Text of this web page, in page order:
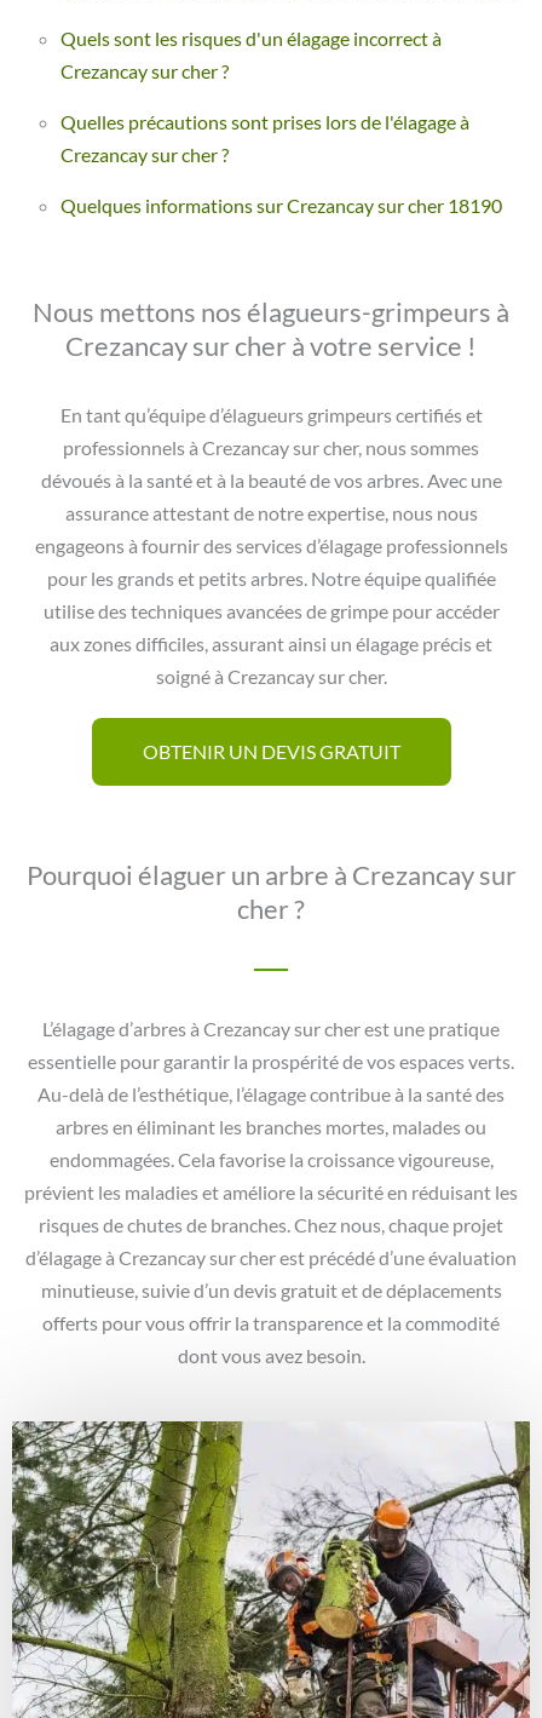
Quels sont les risques d'un élagage incorrect à
Crezancay sur cher ?
Quelles précautions sont prises lors de l'élagage à
Crezancay sur cher ?
Quelques informations sur Crezancay sur cher 18190
Nous mettons nos élagueurs-grimpeurs à
Crezancay sur cher à votre service !
En tant qu’équipe d’élagueurs grimpeurs certifiés et
professionnels à Crezancay sur cher, nous sommes
dévoués à la santé et à la beauté de vos arbres. Avec une
assurance attestant de notre expertise, nous nous
engageons à fournir des services d’élagage professionnels
pour les grands et petits arbres. Notre équipe qualifiée
utilise des techniques avancées de grimpe pour accéder
aux zones difficiles, assurant ainsi un élagage précis et
soigné à Crezancay sur cher.
OBTENIR UN DEVIS GRATUIT
Pourquoi élaguer un arbre à Crezancay sur
cher ?
L’élagage d’arbres à Crezancay sur cher est une pratique
essentielle pour garantir la prospérité de vos espaces verts.
Au-delà de l’esthétique, l’élagage contribue à la santé des
arbres en éliminant les branches mortes, malades ou
endommagées. Cela favorise la croissance vigoureuse,
prévient les maladies et améliore la sécurité en réduisant les
risques de chutes de branches. Chez nous, chaque projet
d’élagage à Crezancay sur cher est précédé d’une évaluation
minutieuse, suivie d’un devis gratuit et de déplacements
offerts pour vous offrir la transparence et la commodité
dont vous avez besoin.